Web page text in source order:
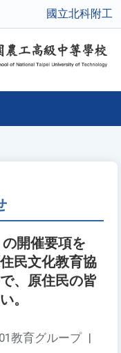
國立北科附工
開催要項を
民文化教育協
、原住民の皆
。
教育グループ |